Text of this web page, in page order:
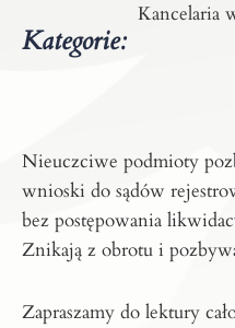
Kategorie:
Kancelaria
Nieuczciwe podmioty
wnioski do sądów
bez postępowania
Znikają z obrotu i
Zapraszamy do lektury